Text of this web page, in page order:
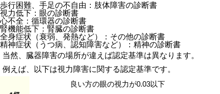
歩行困難、手足の不自由：肢体障害の診断書
視力低下：眼の診断書
心不全：循環器の診断書
腎機能低下：腎臓の診断書
全身症状（衰弱、発熱など）：その他の診断書
精神症状（うつ病、認知障害など）：精神の診断書
当然、臓器障害の場所が違えば認定基準は異なります。
例えば、以下は視力障害に関する認定基準です。
良い方の眼の視力が0.03以下